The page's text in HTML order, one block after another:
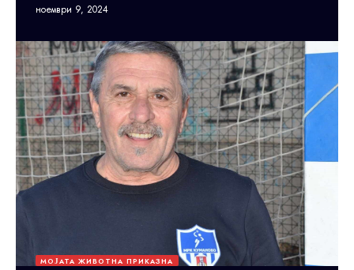
ноември 9, 2024
МОЈАТА ЖИВОТНА ПРИКАЗНА